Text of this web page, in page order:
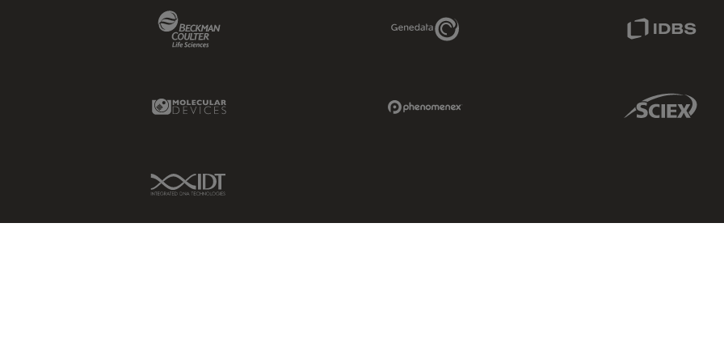
Genedata Link
Molecular Devices Link Sciex Link
IDT Link